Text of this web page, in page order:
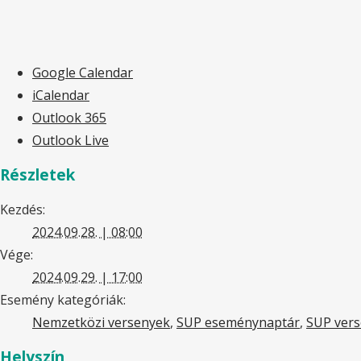
Google Calendar
iCalendar
Outlook 365
Outlook Live
Részletek
Kezdés:
2024.09.28. | 08:00
Vége:
2024.09.29. | 17:00
Esemény kategóriák:
Nemzetközi versenyek, SUP eseménynaptár, SUP